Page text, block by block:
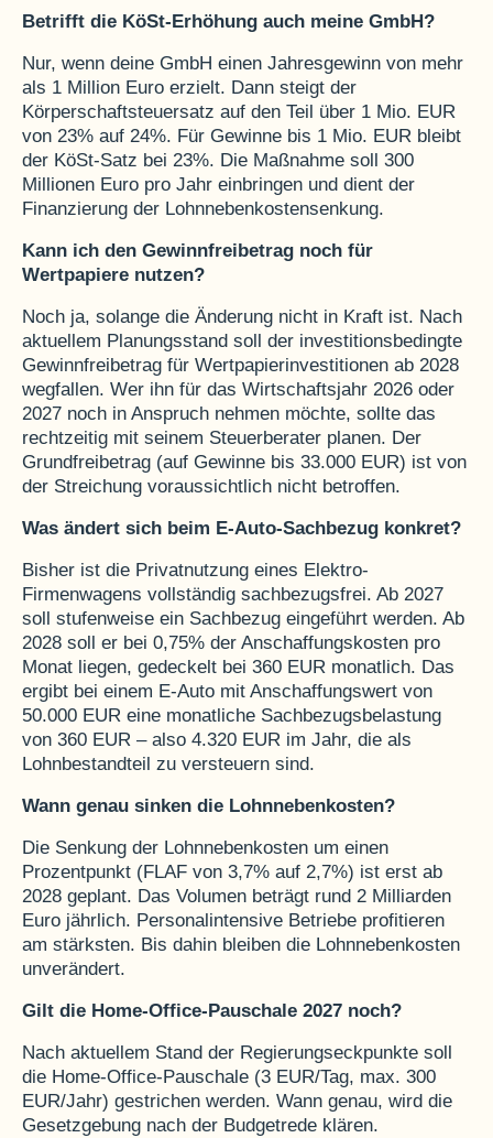
Betrifft die KöSt-Erhöhung auch meine GmbH?
Nur, wenn deine GmbH einen Jahresgewinn von mehr
als 1 Million Euro erzielt. Dann steigt der
Körperschaftsteuersatz auf den Teil über 1 Mio. EUR
von 23% auf 24%. Für Gewinne bis 1 Mio. EUR bleibt
der KöSt-Satz bei 23%. Die Maßnahme soll 300
Millionen Euro pro Jahr einbringen und dient der
Finanzierung der Lohnnebenkostensenkung.
Kann ich den Gewinnfreibetrag noch für
Wertpapiere nutzen?
Noch ja, solange die Änderung nicht in Kraft ist. Nach
aktuellem Planungsstand soll der investitionsbedingte
Gewinnfreibetrag für Wertpapierinvestitionen ab 2028
wegfallen. Wer ihn für das Wirtschaftsjahr 2026 oder
2027 noch in Anspruch nehmen möchte, sollte das
rechtzeitig mit seinem Steuerberater planen. Der
Grundfreibetrag (auf Gewinne bis 33.000 EUR) ist von
der Streichung voraussichtlich nicht betroffen.
Was ändert sich beim E-Auto-Sachbezug konkret?
Bisher ist die Privatnutzung eines Elektro-
Firmenwagens vollständig sachbezugsfrei. Ab 2027
soll stufenweise ein Sachbezug eingeführt werden. Ab
2028 soll er bei 0,75% der Anschaffungskosten pro
Monat liegen, gedeckelt bei 360 EUR monatlich. Das
ergibt bei einem E-Auto mit Anschaffungswert von
50.000 EUR eine monatliche Sachbezugsbelastung
von 360 EUR – also 4.320 EUR im Jahr, die als
Lohnbestandteil zu versteuern sind.
Wann genau sinken die Lohnnebenkosten?
Die Senkung der Lohnnebenkosten um einen
Prozentpunkt (FLAF von 3,7% auf 2,7%) ist erst ab
2028 geplant. Das Volumen beträgt rund 2 Milliarden
Euro jährlich. Personalintensive Betriebe profitieren
am stärksten. Bis dahin bleiben die Lohnnebenkosten
unverändert.
Gilt die Home-Office-Pauschale 2027 noch?
Nach aktuellem Stand der Regierungseckpunkte soll
die Home-Office-Pauschale (3 EUR/Tag, max. 300
EUR/Jahr) gestrichen werden. Wann genau, wird die
Gesetzgebung nach der Budgetrede klären.